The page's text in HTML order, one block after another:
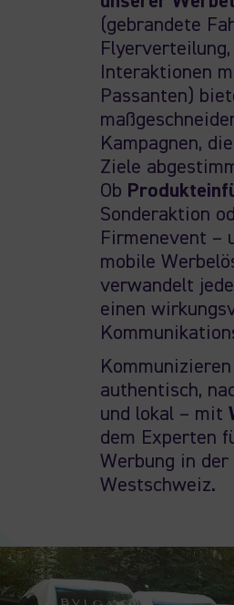
(gebrandete
Flyerverteilung,
Interaktionen
Passanten)
Kampagnen,
Ziele
Ob
Sonderaktion
Firmenevent –
mobile
verwandelt
einen
authentisch,
und lokal – mit
dem Experten
Werbung in der
Westschweiz.